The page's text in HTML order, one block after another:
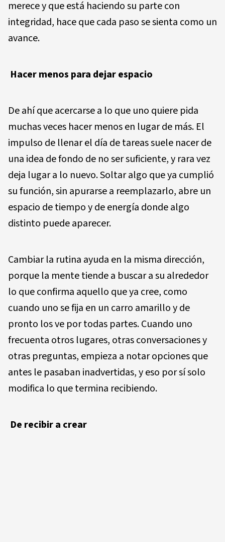
merece y que está haciendo su parte con
integridad, hace que cada paso se sienta como un
avance.
Hacer menos para dejar espacio
De ahí que acercarse a lo que uno quiere pida
muchas veces hacer menos en lugar de más. El
impulso de llenar el día de tareas suele nacer de
una idea de fondo de no ser suficiente, y rara vez
deja lugar a lo nuevo. Soltar algo que ya cumplió
su función, sin apurarse a reemplazarlo, abre un
espacio de tiempo y de energía donde algo
distinto puede aparecer.
Cambiar la rutina ayuda en la misma dirección,
porque la mente tiende a buscar a su alrededor
lo que confirma aquello que ya cree, como
cuando uno se fija en un carro amarillo y de
pronto los ve por todas partes. Cuando uno
frecuenta otros lugares, otras conversaciones y
otras preguntas, empieza a notar opciones que
antes le pasaban inadvertidas, y eso por sí solo
modifica lo que termina recibiendo.
De recibir a crear